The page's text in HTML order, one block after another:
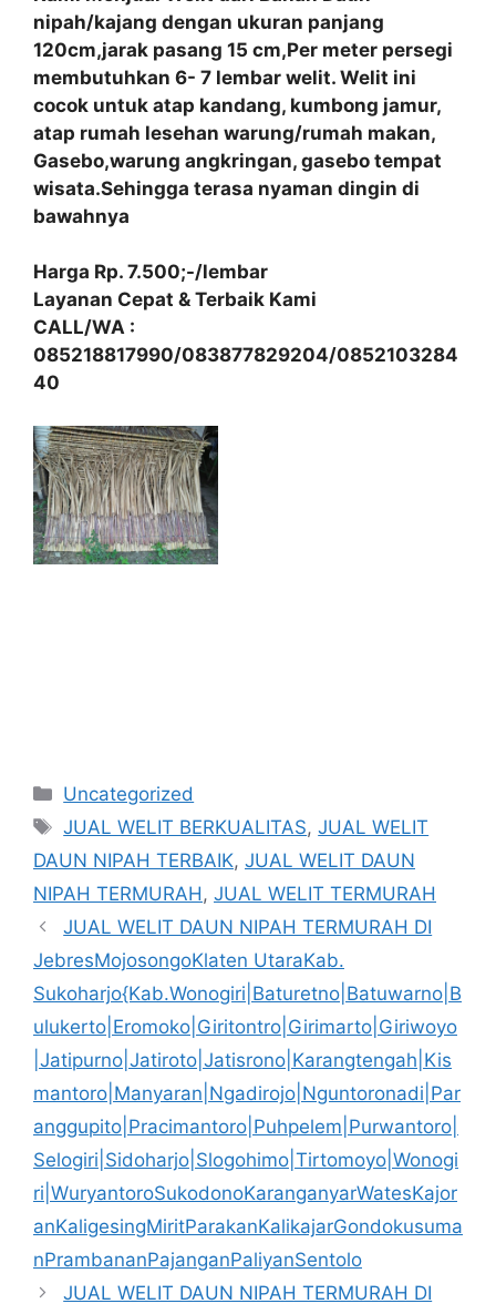
nipah/kajang dengan ukuran panjang
120cm,jarak pasang 15 cm,Per meter persegi
membutuhkan 6- 7 lembar welit. Welit ini
cocok untuk atap kandang, kumbong jamur,
atap rumah lesehan warung/rumah makan,
Gasebo,warung angkringan, gasebo tempat
wisata.Sehingga terasa nyaman dingin di
bawahnya
Harga Rp. 7.500;-/lembar
Layanan Cepat & Terbaik Kami
CALL/WA :
085218817990/083877829204/0852103284
40
Kategori
Uncategorized
Tag
JUAL WELIT BERKUALITAS,JUAL WELIT
DAUN NIPAH TERBAIK, JUAL WELIT DAUN
NIPAH TERMURAH, JUAL WELIT TERMURAH
JUAL WELIT DAUN NIPAH TERMURAH DI
JebresMojosongoKlaten UtaraKab.
Sukoharjo{Kab.Wonogiri|Baturetno|Batuwarno|B
ulukerto|Eromoko|Giritontro|Girimarto|Giriwoyo
|Jatipurno|Jatiroto|Jatisrono|Karangtengah|Kis
mantoro|Manyaran|Ngadirojo|Nguntoronadi|Par
anggupito|Pracimantoro|Puhpelem|Purwantoro|
Selogiri|Sidoharjo|Slogohimo|Tirtomoyo|Wonogi
ri|WuryantoroSukodonoKaranganyarWatesKajor
anKaligesingMiritParakanKalikajarGondokusuma
nPrambananPajanganPaliyanSentolo
JUAL WELIT DAUN NIPAH TERMURAH DI